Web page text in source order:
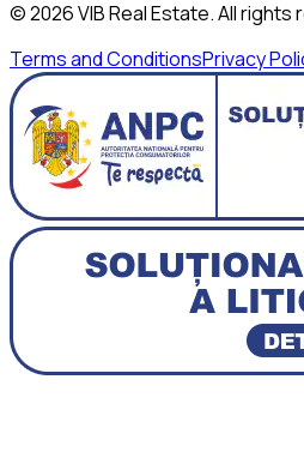
©2026VIB Real Estate. All rights
Terms and ConditionsPrivacy